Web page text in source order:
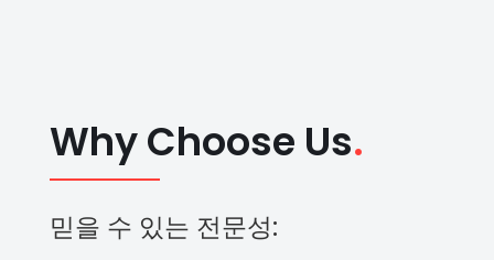
Why Choose Us.
믿을 수 있는 전문성: